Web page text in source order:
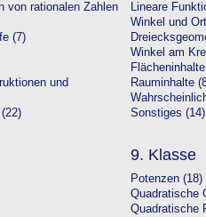
von rationalen Zahlen
(7)
und
Lineare
Winkel und
Winkel am
Rauminhalte
Sonstiges (14)
9. Klasse
Potenzen (18)
Quadratische
Quadratische